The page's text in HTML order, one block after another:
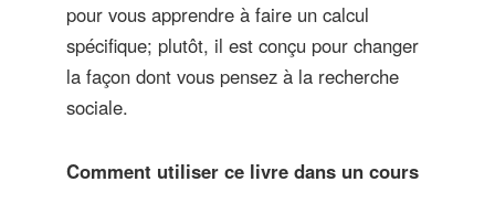
pour vous apprendre à faire un calcul
spécifique; plutôt, il est conçu pour changer
la façon dont vous pensez à la recherche
sociale.
Comment utiliser ce livre dans un cours